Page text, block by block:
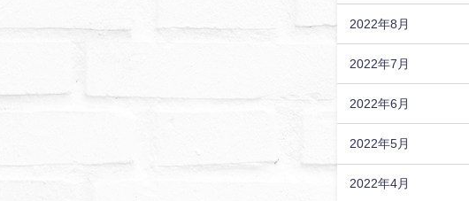
2022年8月
2022年7月
2022年6月
2022年5月
2022年4月